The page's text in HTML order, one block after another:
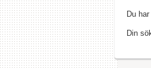
Du
Din